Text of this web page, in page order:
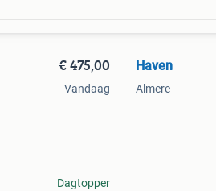
€ 475,00
Vandaag
Dagtopper
Haven
Almere